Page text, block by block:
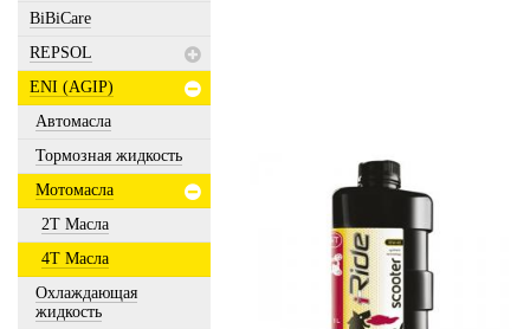
BiBiCare
REPSOL
ENI (AGIP)
Автомасла
Тормозная жидкость
Мотомасла
2Т Масла
4T Масла
Охлаждающая
жидкость